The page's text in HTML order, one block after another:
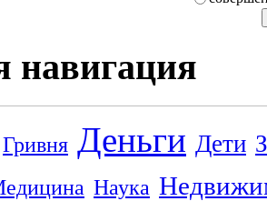
навигация
Гривня Деньги Дети
Наука